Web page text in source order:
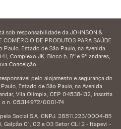
sob responsabilidade da JOHNSON &
DE PRODUTOS PARA SAÚDE
Paulo, Estado de São Paulo, na Avenida
Complexo JK, Bloco b, 8º e 9º andares,
Conceição.
pelo alojamento e segurança do
Estado de São Paulo, na Avenida
Vila Olímpia, CEP 04538-132, inscrita
n. 05.314.972/0001-74
Social S.A. CNPJ: 28.511.223/0004-85
Galpão 01, 02 e 03 Setor CLI 2 - Itapevi -